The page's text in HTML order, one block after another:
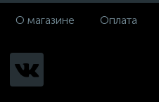
О магазине Оплата